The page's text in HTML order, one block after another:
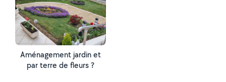
Aménagement jardin et
par terre de fleurs ?